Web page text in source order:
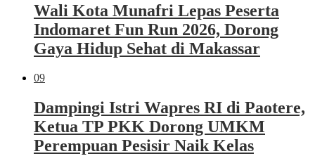
Wali Kota Munafri Lepas Peserta
Indomaret Fun Run 2026, Dorong
Gaya Hidup Sehat di Makassar
09
Dampingi Istri Wapres RI di Paotere,
Ketua TP PKK Dorong UMKM
Perempuan Pesisir Naik Kelas